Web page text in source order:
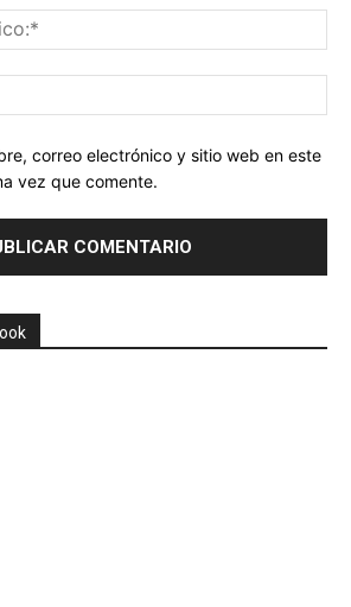
correo electrónico y sitio web en este
vez que comente.